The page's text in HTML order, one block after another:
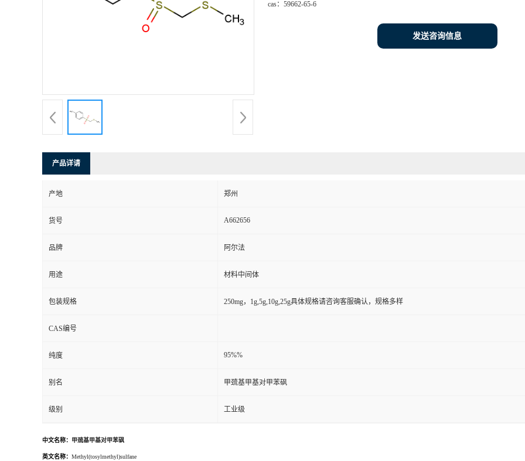
cas： 59662-65-6
发送咨询信息
产品详请
产地 郑州
货号 A662656
品牌 阿尔法
用途 材料中间体
包装规格 250mg，1g,5g,10g,25g具体规格请咨询客服确认，规格多样
CAS编号
纯度 95%%
别名 甲巯基甲基对甲苯砜
级别 工业级
中文名称： 甲巯基甲基对甲苯砜
英文名称： Methyl(tosylmethyl)sulfane